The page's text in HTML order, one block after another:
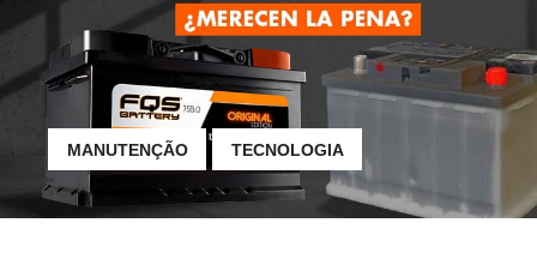
MANUTENÇÃO TECNOLOGIA